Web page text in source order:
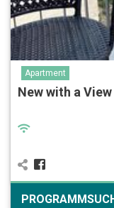
Apartment
New with a